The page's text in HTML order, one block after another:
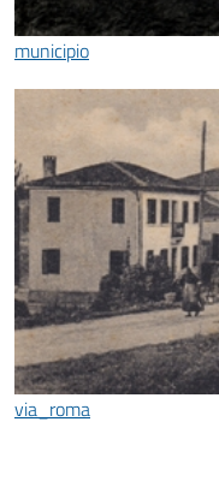
municipio
via_roma